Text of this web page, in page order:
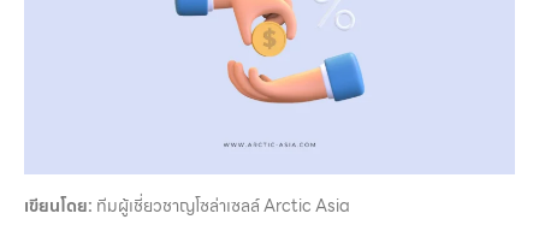
เขียนโดย: ทีมผู้เชี่ยวชาญโซล่าเซลล์ Arctic Asia